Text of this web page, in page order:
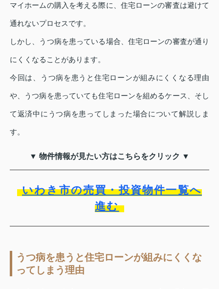
マイホームの購入を考える際に、住宅ローンの審査は避けて
通れないプロセスです。
しかし、うつ病を患っている場合、住宅ローンの審査が通り
にくくなることがあります。
今回は、うつ病を患うと住宅ローンが組みにくくなる理由
や、うつ病を患っていても住宅ローンを組めるケース、そし
て返済中にうつ病を患ってしまった場合について解説しま
す。
▼ 物件情報が見たい方はこちらをクリック ▼
いわき市の売買・投資物件一覧へ
進む
うつ病を患うと住宅ローンが組みにくくな
ってしまう理由